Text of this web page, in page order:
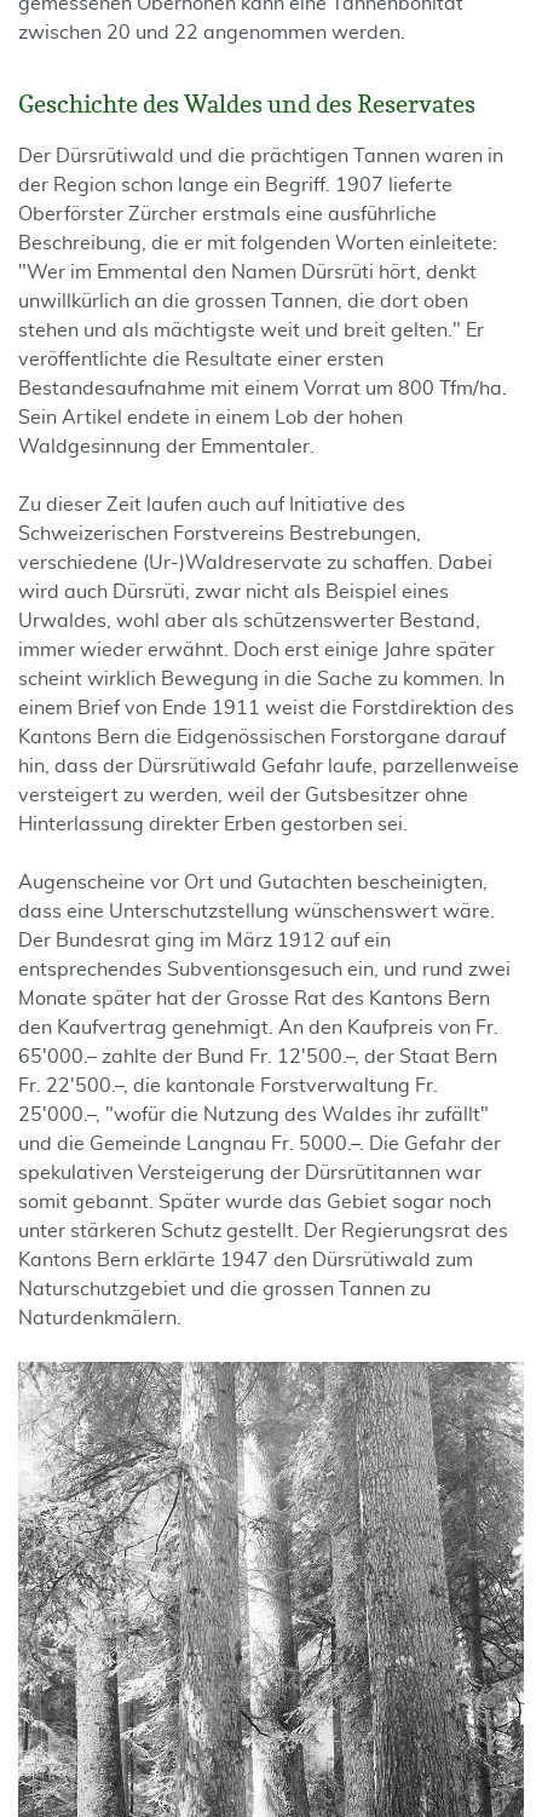
zwischen 20 und 22 angenommen werden.
Geschichte des Waldes und des Reservates
Der Dürsrütiwald und die prächtigen Tannen waren in
der Region schon lange ein Begriff. 1907 lieferte
Oberförster Zürcher erstmals eine ausführliche
Beschreibung, die er mit folgenden Worten einleitete:
"Wer im Emmental den Namen Dürsrüti hört, denkt
unwillkürlich an die grossen Tannen, die dort oben
stehen und als mächtigste weit und breit gelten." Er
veröffentlichte die Resultate einer ersten
Bestandesaufnahme mit einem Vorrat um 800 Tfm/ha.
Sein Artikel endete in einem Lob der hohen
Waldgesinnung der Emmentaler.
Zu dieser Zeit laufen auch auf Initiative des
Schweizerischen Forstvereins Bestrebungen,
verschiedene (Ur-)Waldreservate zu schaffen. Dabei
wird auch Dürsrüti, zwar nicht als Beispiel eines
Urwaldes, wohl aber als schützenswerter Bestand,
immer wieder erwähnt. Doch erst einige Jahre später
scheint wirklich Bewegung in die Sache zu kommen. In
einem Brief von Ende 1911 weist die Forstdirektion des
Kantons Bern die Eidgenössischen Forstorgane darauf
hin, dass der Dürsrütiwald Gefahr laufe, parzellenweise
versteigert zu werden, weil der Gutsbesitzer ohne
Hinterlassung direkter Erben gestorben sei.
Augenscheine vor Ort und Gutachten bescheinigten,
dass eine Unterschutzstellung wünschenswert wäre.
Der Bundesrat ging im März 1912 auf ein
entsprechendes Subventionsgesuch ein, und rund zwei
Monate später hat der Grosse Rat des Kantons Bern
den Kaufvertrag genehmigt. An den Kaufpreis von Fr.
65'000.– zahlte der Bund Fr. 12'500.–, der Staat Bern
Fr. 22'500.–, die kantonale Forstverwaltung Fr.
25'000.–, "wofür die Nutzung des Waldes ihr zufällt"
und die Gemeinde Langnau Fr. 5000.–. Die Gefahr der
spekulativen Versteigerung der Dürsrütitannen war
somit gebannt. Später wurde das Gebiet sogar noch
unter stärkeren Schutz gestellt. Der Regierungsrat des
Kantons Bern erklärte 1947 den Dürsrütiwald zum
Naturschutzgebiet und die grossen Tannen zu
Naturdenkmälern.